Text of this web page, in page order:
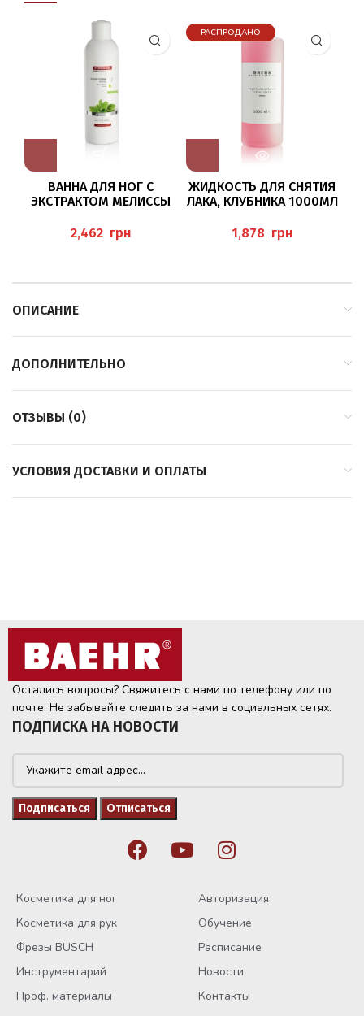
ВАННА ДЛЯ НОГ С
ЭКСТРАКТОМ МЕЛИССЫ
ELISSE) PEDIBAEHR
грн
РАСПРОДАНО
ЖИДКОСТЬ ДЛЯ СНЯТИЯ
ЛАКА, КЛУБНИКА 1000МЛ
ERDBEER” BAEHR
грн
ОПИСАНИЕ
ДОПОЛНИТЕЛЬНО
ОТЗЫВЫ (0)
УСЛОВИЯ ДОСТАВКИ И ОПЛАТЫ
Остались вопросы? Свяжитесь с нами по телефону или по
почте. Не забывайте следить за нами в социальных сетях.
ПОДПИСКА НА НОВОСТИ
Косметика для ног
Косметика для рук
Фрезы BUSCH
Инструментарий
Проф. материалы
Авторизация
Обучение
Расписание
Новости
Контакты